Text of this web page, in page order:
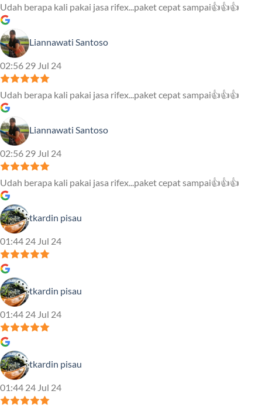
Udah berapa kali pakai jasa rifex...paket cepat sampai👍👍👍
Liannawati Santoso
02:56 29 Jul 24
Udah berapa kali pakai jasa rifex...paket cepat sampai👍👍👍
Liannawati Santoso
02:56 29 Jul 24
Udah berapa kali pakai jasa rifex...paket cepat sampai👍👍👍
tkardin pisau
01:44 24 Jul 24
tkardin pisau
01:44 24 Jul 24
tkardin pisau
01:44 24 Jul 24